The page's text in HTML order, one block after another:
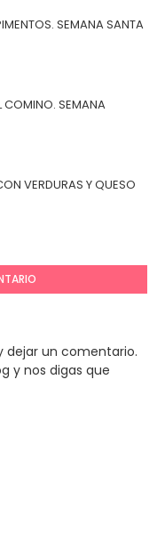
SEMANA SANTA
COMINO. SEMANA
VERDURAS Y QUESO
dejar un comentario.
y nos digas que